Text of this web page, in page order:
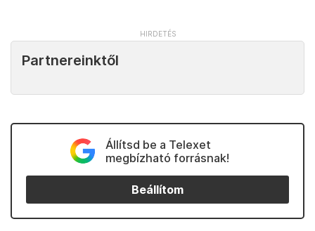
Partnereinktől
Állítsd be a Telexet
megbízható forrásnak!
Beállítom